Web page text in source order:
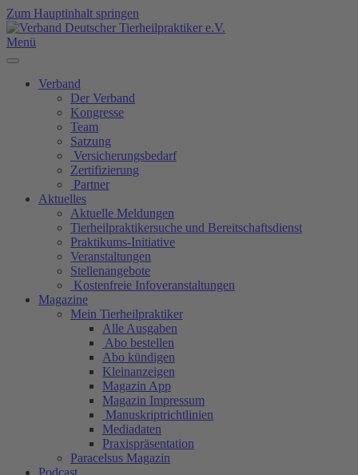
Zum Hauptinhalt springen
Menü
Verband
Der Verband
Kongresse
Team
Satzung
Versicherungsbedarf
Zertifizierung
Partner
Aktuelles
Aktuelle Meldungen
Tierheilpraktikersuche und Bereitschaftsdienst
Praktikums-Initiative
Veranstaltungen
Stellenangebote
Kostenfreie Infoveranstaltungen
Magazine
Mein Tierheilpraktiker
Alle Ausgaben
Abo bestellen
Abo kündigen
Kleinanzeigen
Magazin App
Magazin Impressum
Manuskriptrichtlinien
Mediadaten
Praxispräsentation
Paracelsus Magazin
Podcast